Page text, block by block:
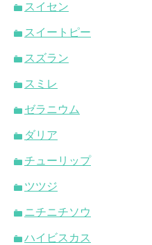
スイセン
スイートピー
スズラン
スミレ
ゼラニウム
ダリア
チューリップ
ツツジ
ニチニチソウ
ハイビスカス